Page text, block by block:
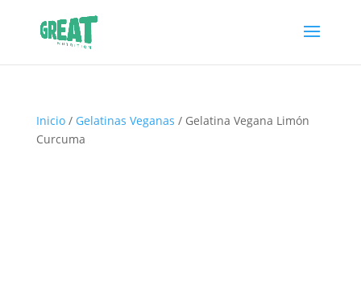
Inicio/ Gelatinas Veganas / Gelatina Vegana Limón
Curcuma